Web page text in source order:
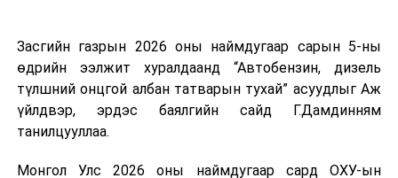
Засгийн газрын 2026 оны наймдугаар сарын 5-ны
өдрийн ээлжит хуралдаанд “Автобензин, дизель
түлшний онцгой албан татварын тухай” асуудлыг Аж
үйлдвэр, эрдэс баялгийн сайд Г.Дамдинням
танилцууллаа.
Монгол Улс 2026 оны наймдугаар сард ОХУ-ын